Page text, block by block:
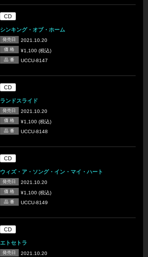
CD
シンキング・オブ・ホーム
発売日 2021.10.20
価 格 ¥1,100 (税込)
品 番 UCCU-8147
CD
ランドスライド
発売日 2021.10.20
価 格 ¥1,100 (税込)
品 番 UCCU-8148
CD
ウィズ・ア・ソング・イン・マイ・ハート
発売日 2021.10.20
価 格 ¥1,100 (税込)
品 番 UCCU-8149
CD
エトセトラ
発売日 2021.10.20